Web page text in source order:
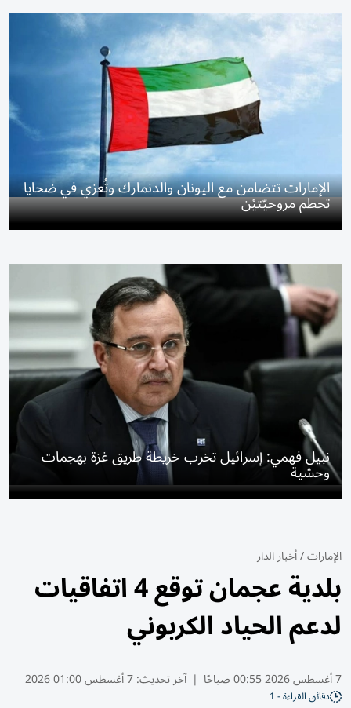
الإمارات تتضامن مع اليونان والدنمارك وتُعزي في ضحايا
تحطم مروحيّتيْن
نبيل فهمي: إسرائيل تخرب خريطة طريق غزة بهجمات
وحشية
الإمارات/أخبار الدار
بلدية عجمان توقع 4 اتفاقيات
لدعم الحياد الكربوني
7 أغسطس 2026 00:55 صباحًا | آخر تحديث:7 أغسطس 01:00 2026
دقائق القراءة - 1